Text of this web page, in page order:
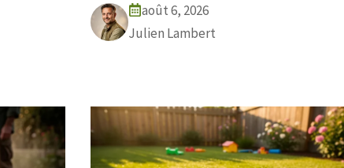
août 6, 2026
Julien Lambert